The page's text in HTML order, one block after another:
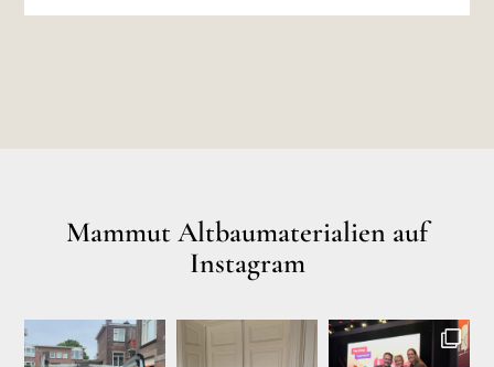
war:
ist:
Mammut Altbaumaterialien auf
Instagram